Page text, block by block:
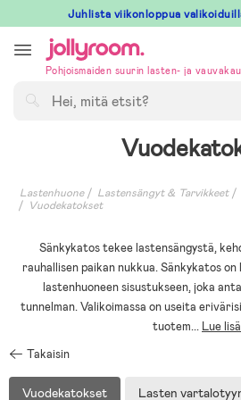
till
innehållet
Juhlista viikonloppua
Pohjoismaiden suurin lasten- ja
Lastenhuone Lastensängyt & Tarvikkeet
Vuodekatokset
Sänkykatos tekee lastensängystä,
rauhallisen paikan nukkua. Sänkykatos
lastenhuoneen sisustukseen, joka
tunnelman. Valikoimassa on useita
tuotem... Lue
Takaisin
Vuodekatokset Lasten